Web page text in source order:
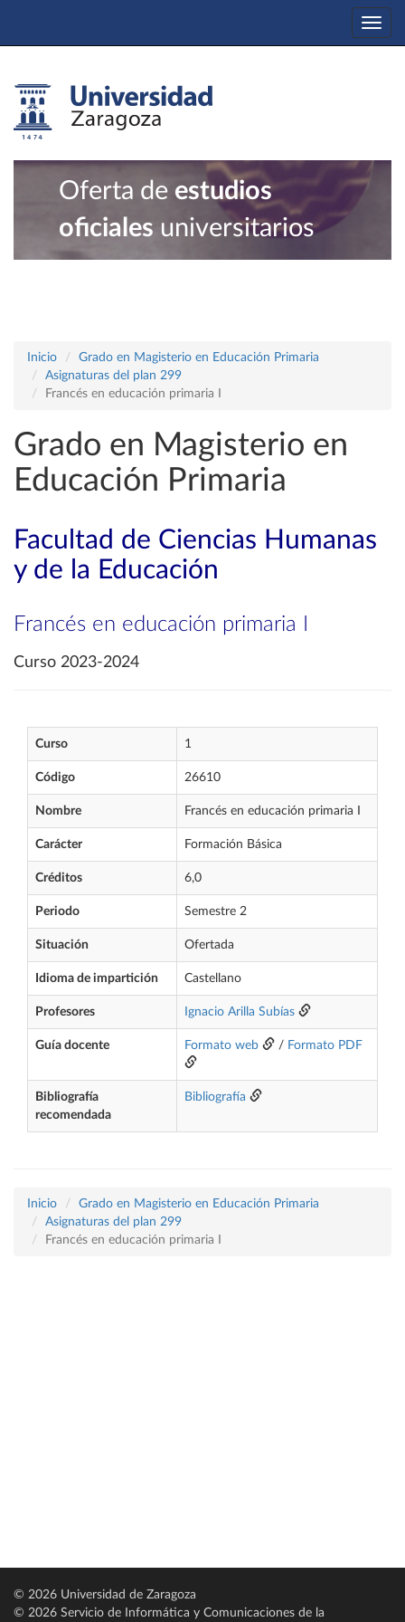
Oferta de estudios
oficiales universitarios
Inicio
Grado en Magisterio en Educación Primaria
Asignaturas del plan 299
Francés en educación primaria I
Grado en Magisterio en
Educación Primaria
Facultad de Ciencias Humanas
y de la Educación
Francés en educación primaria I
Curso 2023-2024
Curso 1
Código 26610
Nombre Francés en educación primaria I
Carácter Formación Básica
Créditos 6,0
Periodo Semestre 2
Situación Ofertada
Idioma de impartición Castellano
Profesores Ignacio Arilla Subías
Guía docente Formato web / Formato PDF
Bibliografía
recomendada
Bibliografía
Inicio
Grado en Magisterio en Educación Primaria
Asignaturas del plan 299
Francés en educación primaria I
© 2026 Universidad de Zaragoza
© 2026 Servicio de Informática y Comunicaciones de la